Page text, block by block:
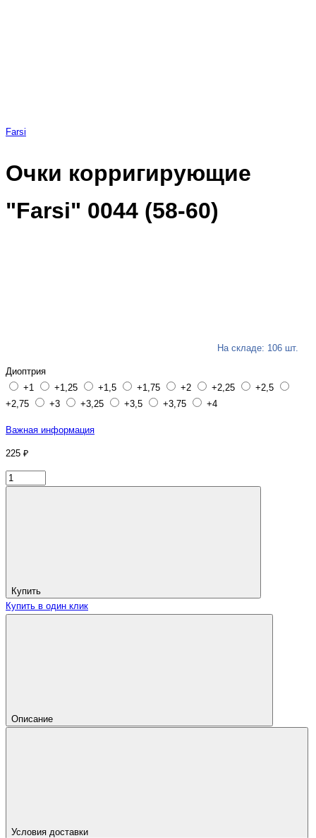
Farsi
Очки корригирующие
"Farsi" 0044 (58-60)
На складе: 106 шт.
Диоптрия
+1
+1,25 +1,5 +1,75 +2 +2,25
+2,5
+2,75
+3 +3,25 +3,5 +3,75 +4
Важная информация
225 ₽
Купить
Купить в один клик
Описание
Условия доставки